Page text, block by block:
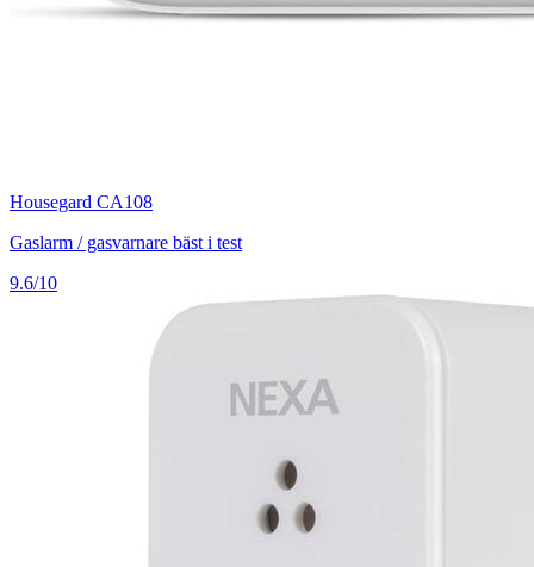
Housegard CA108
Gaslarm / gasvarnare bäst i test
9.6/10